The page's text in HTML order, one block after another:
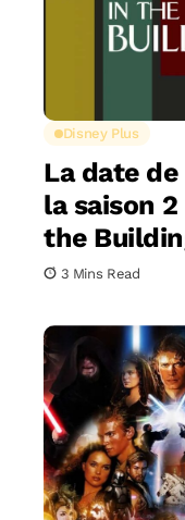
Disney Plus
La date de
la saison
the
enfin
3 Mins Read